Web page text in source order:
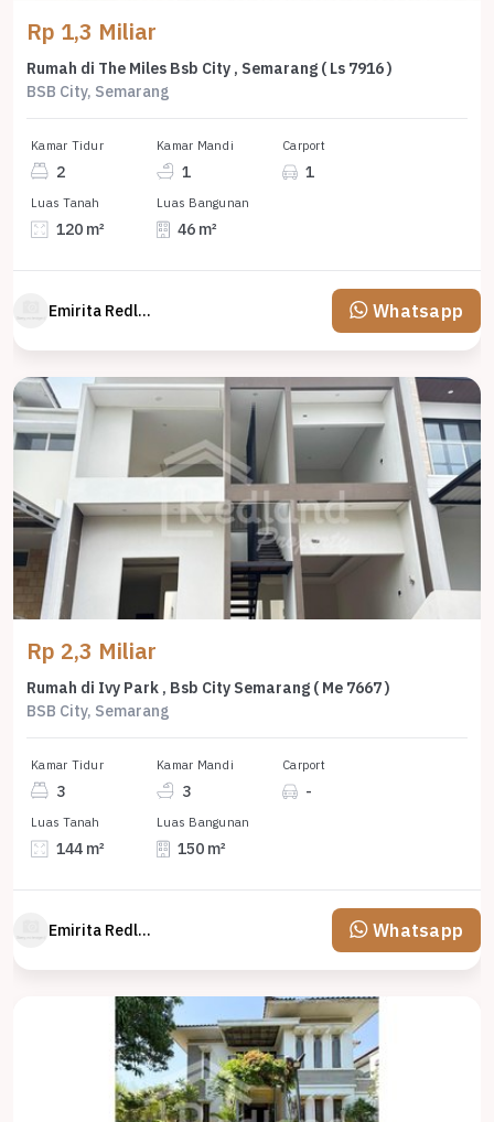
Rp 1,3 Miliar
Rumah di The Miles Bsb City , Semarang ( Ls 7916 )
BSB City, Semarang
Kamar Tidur
2
Kamar Mandi
1
Carport
1
Luas Tanah
120 m²
Luas Bangunan
46 m²
Emirita Redland Whatsapp
Rp 2,3 Miliar
Rumah di Ivy Park , Bsb City Semarang ( Me 7667 )
BSB City, Semarang
Kamar Tidur
3
Kamar Mandi
3
Carport
-
Luas Tanah
144 m²
Luas Bangunan
150 m²
Emirita Redland Whatsapp